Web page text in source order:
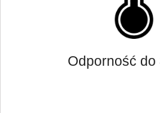
Odporność do